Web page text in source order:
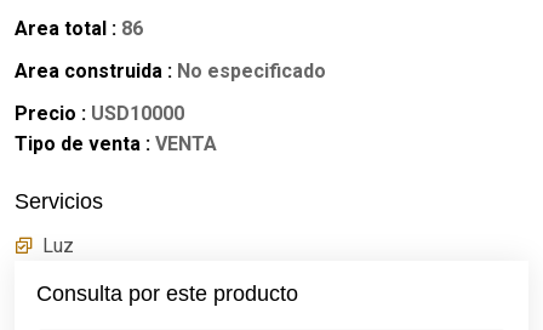
Area total : 86
Area construida : No especificado
Precio : USD10000
Tipo de venta : VENTA
Servicios
Luz
Consulta por este producto